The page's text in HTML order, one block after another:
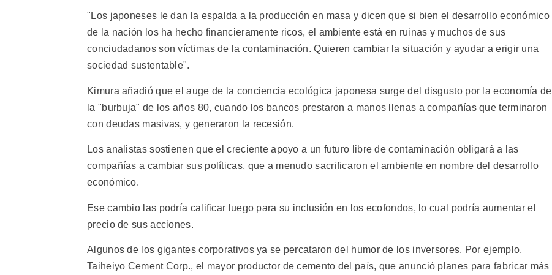
"Los japoneses le dan la espalda a la producción en masa y dicen que si bien el desarrollo económico
de la nación los ha hecho financieramente ricos, el ambiente está en ruinas y muchos de sus
conciudadanos son víctimas de la contaminación. Quieren cambiar la situación y ayudar a erigir una
sociedad sustentable".
Kimura añadió que el auge de la conciencia ecológica japonesa surge del disgusto por la economía de
la "burbuja" de los años 80, cuando los bancos prestaron a manos llenas a compañías que terminaron
con deudas masivas, y generaron la recesión.
Los analistas sostienen que el creciente apoyo a un futuro libre de contaminación obligará a las
compañías a cambiar sus políticas, que a menudo sacrificaron el ambiente en nombre del desarrollo
económico.
Ese cambio las podría calificar luego para su inclusión en los ecofondos, lo cual podría aumentar el
precio de sus acciones.
Algunos de los gigantes corporativos ya se percataron del humor de los inversores. Por ejemplo,
Taiheiyo Cement Corp., el mayor productor de cemento del país, que anunció planes para fabricar más